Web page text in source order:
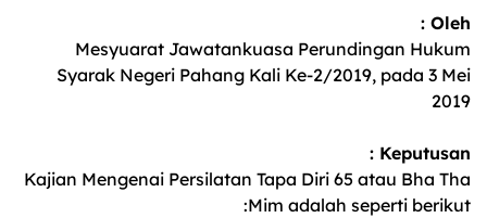
Oleh :
Mesyuarat Jawatankuasa Perundingan Hukum
Syarak Negeri Pahang Kali Ke-2/2019, pada 3 Mei
2019
Keputusan :
Kajian Mengenai Persilatan Tapa Diri 65 atau Bha Tha
Mim adalah seperti berikut: